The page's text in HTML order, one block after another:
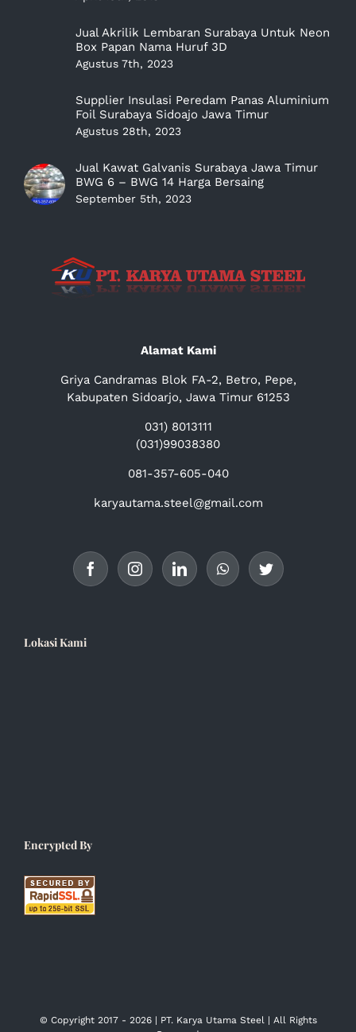
Jual Akrilik Lembaran Surabaya Untuk Neon
Box Papan Nama Huruf 3D
Agustus 7th, 2023
Supplier Insulasi Peredam Panas Aluminium
Foil Surabaya Sidoajo Jawa Timur
Agustus 28th, 2023
Jual Kawat Galvanis Surabaya Jawa Timur
BWG 6 – BWG 14 Harga Bersaing
September 5th, 2023
Alamat Kami
Griya Candramas Blok FA-2, Betro, Pepe,
Kabupaten Sidoarjo, Jawa Timur 61253
031) 8013111
(031)99038380
081-357-605-040
karyautama.steel@gmail.com
Lokasi Kami
Encrypted By
© Copyright 2017 - 2026 | PT. Karya Utama Steel | All Rights